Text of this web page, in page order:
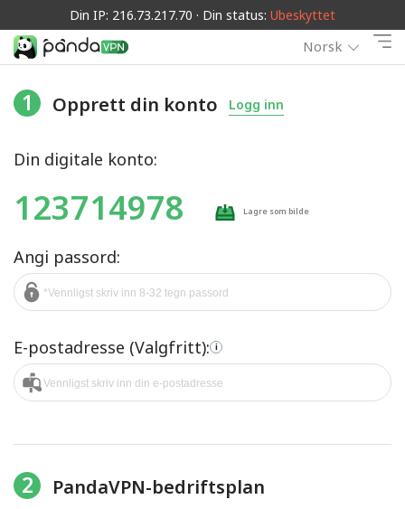
Din IP: 216.73.217.70 · Din status: Ubeskyttet
Norsk
1 Opprett din konto Logg inn
Din digitale konto:
123714978 Lagre som bilde
Angi passord:
E-postadresse (Valgfritt): i
2 PandaVPN-bedriftsplan